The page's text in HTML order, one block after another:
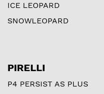
ICE LEOPARD
SNOWLEOPARD
PIRELLI
P4 PERSIST AS PLUS